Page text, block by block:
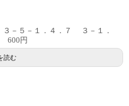
－５－１．４．７ ３－１．
600円
読む